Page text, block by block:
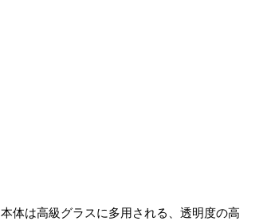
本体は高級グラスに多用される、透明度の高